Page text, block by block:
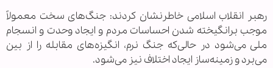
رهبر انقلاب اسلامی خاطرنشان کردند: جنگ‌های سخت معمولاً
موجب برانگیخته شدن احساسات مردم و ایجاد وحدت و انسجام
ملی می‌شود در حالی‌که جنگ نرم، انگیزه‌های مقابله را از بین
می‌برد و زمینه‌ساز ایجاد اختلاف نیز می‌شود.